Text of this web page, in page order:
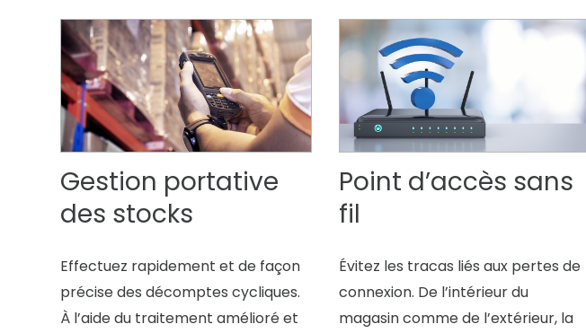
Gestion portative
des stocks
Effectuez rapidement et de façon
précise des décomptes cycliques.
À l’aide du traitement amélioré et
Point d’accès sans
fil
Évitez les tracas liés aux pertes de
connexion. De l’intérieur du
magasin comme de l’extérieur, la